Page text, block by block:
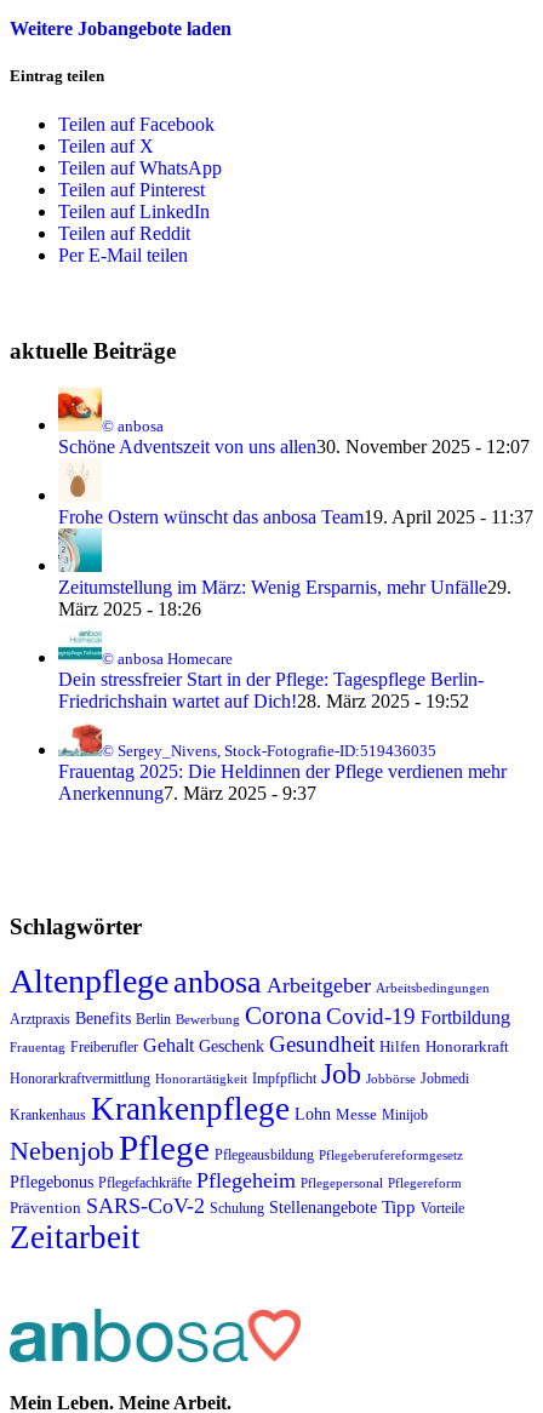
Weitere Jobangebote laden
Eintrag teilen
Teilen auf Facebook
Teilen auf X
Teilen auf WhatsApp
Teilen auf Pinterest
Teilen auf LinkedIn
Teilen auf Reddit
Per E-Mail teilen
aktuelle Beiträge
© anbosa
Schöne Adventszeit von uns allen30. November 2025 - 12:07
Frohe Ostern wünscht das anbosa Team19. April 2025 - 11:37
Zeitumstellung im März: Wenig Ersparnis, mehr Unfälle29.
März 2025 - 18:26
© anbosa Homecare
Dein stressfreier Start in der Pflege: Tagespflege Berlin-
Friedrichshain wartet auf Dich!28. März 2025 - 19:52
© Sergey_Nivens, Stock-Fotografie-ID:519436035
Frauentag 2025: Die Heldinnen der Pflege verdienen mehr
Anerkennung7. März 2025 - 9:37
Schlagwörter
Altenpflegeanbosa Arbeitgeber Arbeitsbedingungen
Arztpraxis Benefits Berlin Bewerbung CoronaCovid-19 Fortbildung
Frauentag Freiberufler Gehalt Geschenk Gesundheit Hilfen Honorarkraft
Honorarkraftvermittlung Honorartätigkeit Impfpflicht Job Jobbörse Jobmedi
Krankenhaus Krankenpflege Lohn Messe Minijob
NebenjobPflege Pflegeausbildung Pflegeberufereformgesetz
Pflegebonus Pflegefachkräfte Pflegeheim Pflegepersonal Pflegereform
Prävention SARS-CoV-2 Schulung Stellenangebote Tipp Vorteile
Zeitarbeit
Mein Leben. Meine Arbeit.